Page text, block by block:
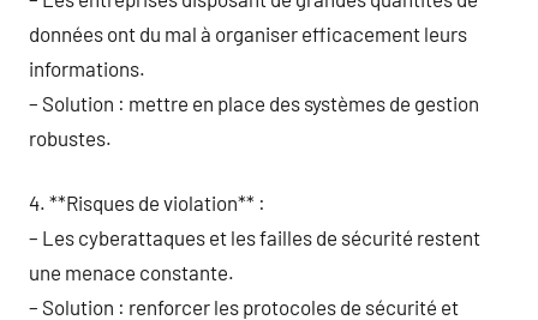
données ont du mal à organiser efficacement leurs
informations.
– Solution : mettre en place des systèmes de gestion
robustes.
4. **Risques de violation** :
– Les cyberattaques et les failles de sécurité restent
une menace constante.
– Solution : renforcer les protocoles de sécurité et